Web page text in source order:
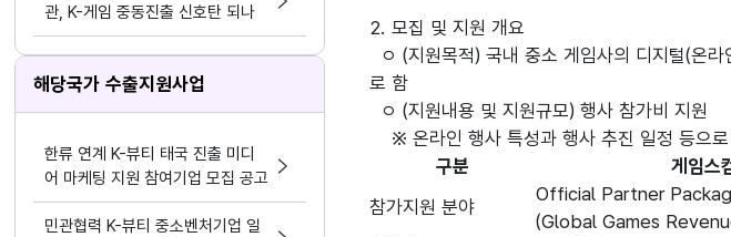
관, K-게임 중동진출 신호탄 되나
해당국가 수출지원사업
한류 연계 K-뷰티 태국 진출 미디
어 마케팅 지원 참여기업 모집 공고
민관협력 K-뷰티 중소벤처기업 일
2. 모집 및 지원 개요
로 함
구분
게임스
참가지원 분야
Official Partner
(Global Games